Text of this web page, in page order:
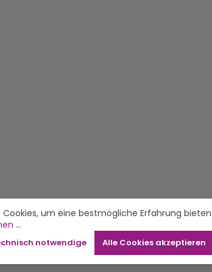
um eine bestmögliche Erfahrung
...
notwendige Alle Cookies akzeptieren